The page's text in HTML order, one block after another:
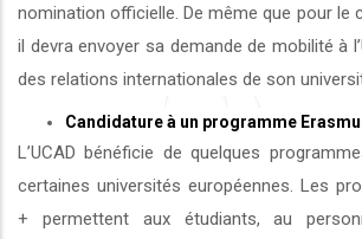
nomination officielle. De même que pour le
il devra envoyer sa demande de mobilité à
des relations internationales de son
Candidature à un programme
L’UCAD bénéficie de quelques
certaines universités européennes. Les
+ permettent aux étudiants, au